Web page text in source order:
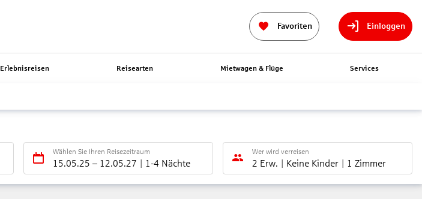
Favoriten Einloggen
Erlebnisreisen Reisearten Mietwagen & Flüge Services
Wählen Sie Ihren Reisezeitraum
15.05.25 – 12.05.27 1-4 Nächte
Wer wird verreisen
2 Erw. Keine Kinder 1 Zimmer